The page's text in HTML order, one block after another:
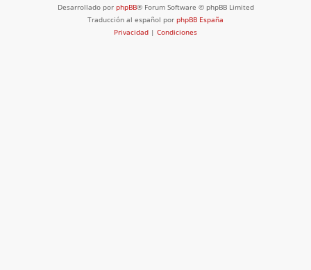
Desarrollado por phpBB® Forum Software © phpBB Limited
Traducción al español por phpBB España
Privacidad | Condiciones